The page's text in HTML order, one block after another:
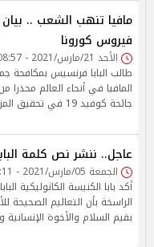
مافيا تنهب الشعب .. بيان
فيروس كورونا
الأحد 21/مارس/2021 - 08:57 م
طالب البابا فرنسيس بمكافحة
المافيا في أنحاء العالم محذرا
جائحة كوفيد 19 في تحقيق المزيد من الثراء قال البابا…
عاجل.. ننشر نص كلمة
الجمعة 05/مارس/2021 - 04:11 م
أكد بابا الكنيسة الكاثوليكية
الراسخة بأن التعاليم الصحيحة
بقيم السلام والأخوة